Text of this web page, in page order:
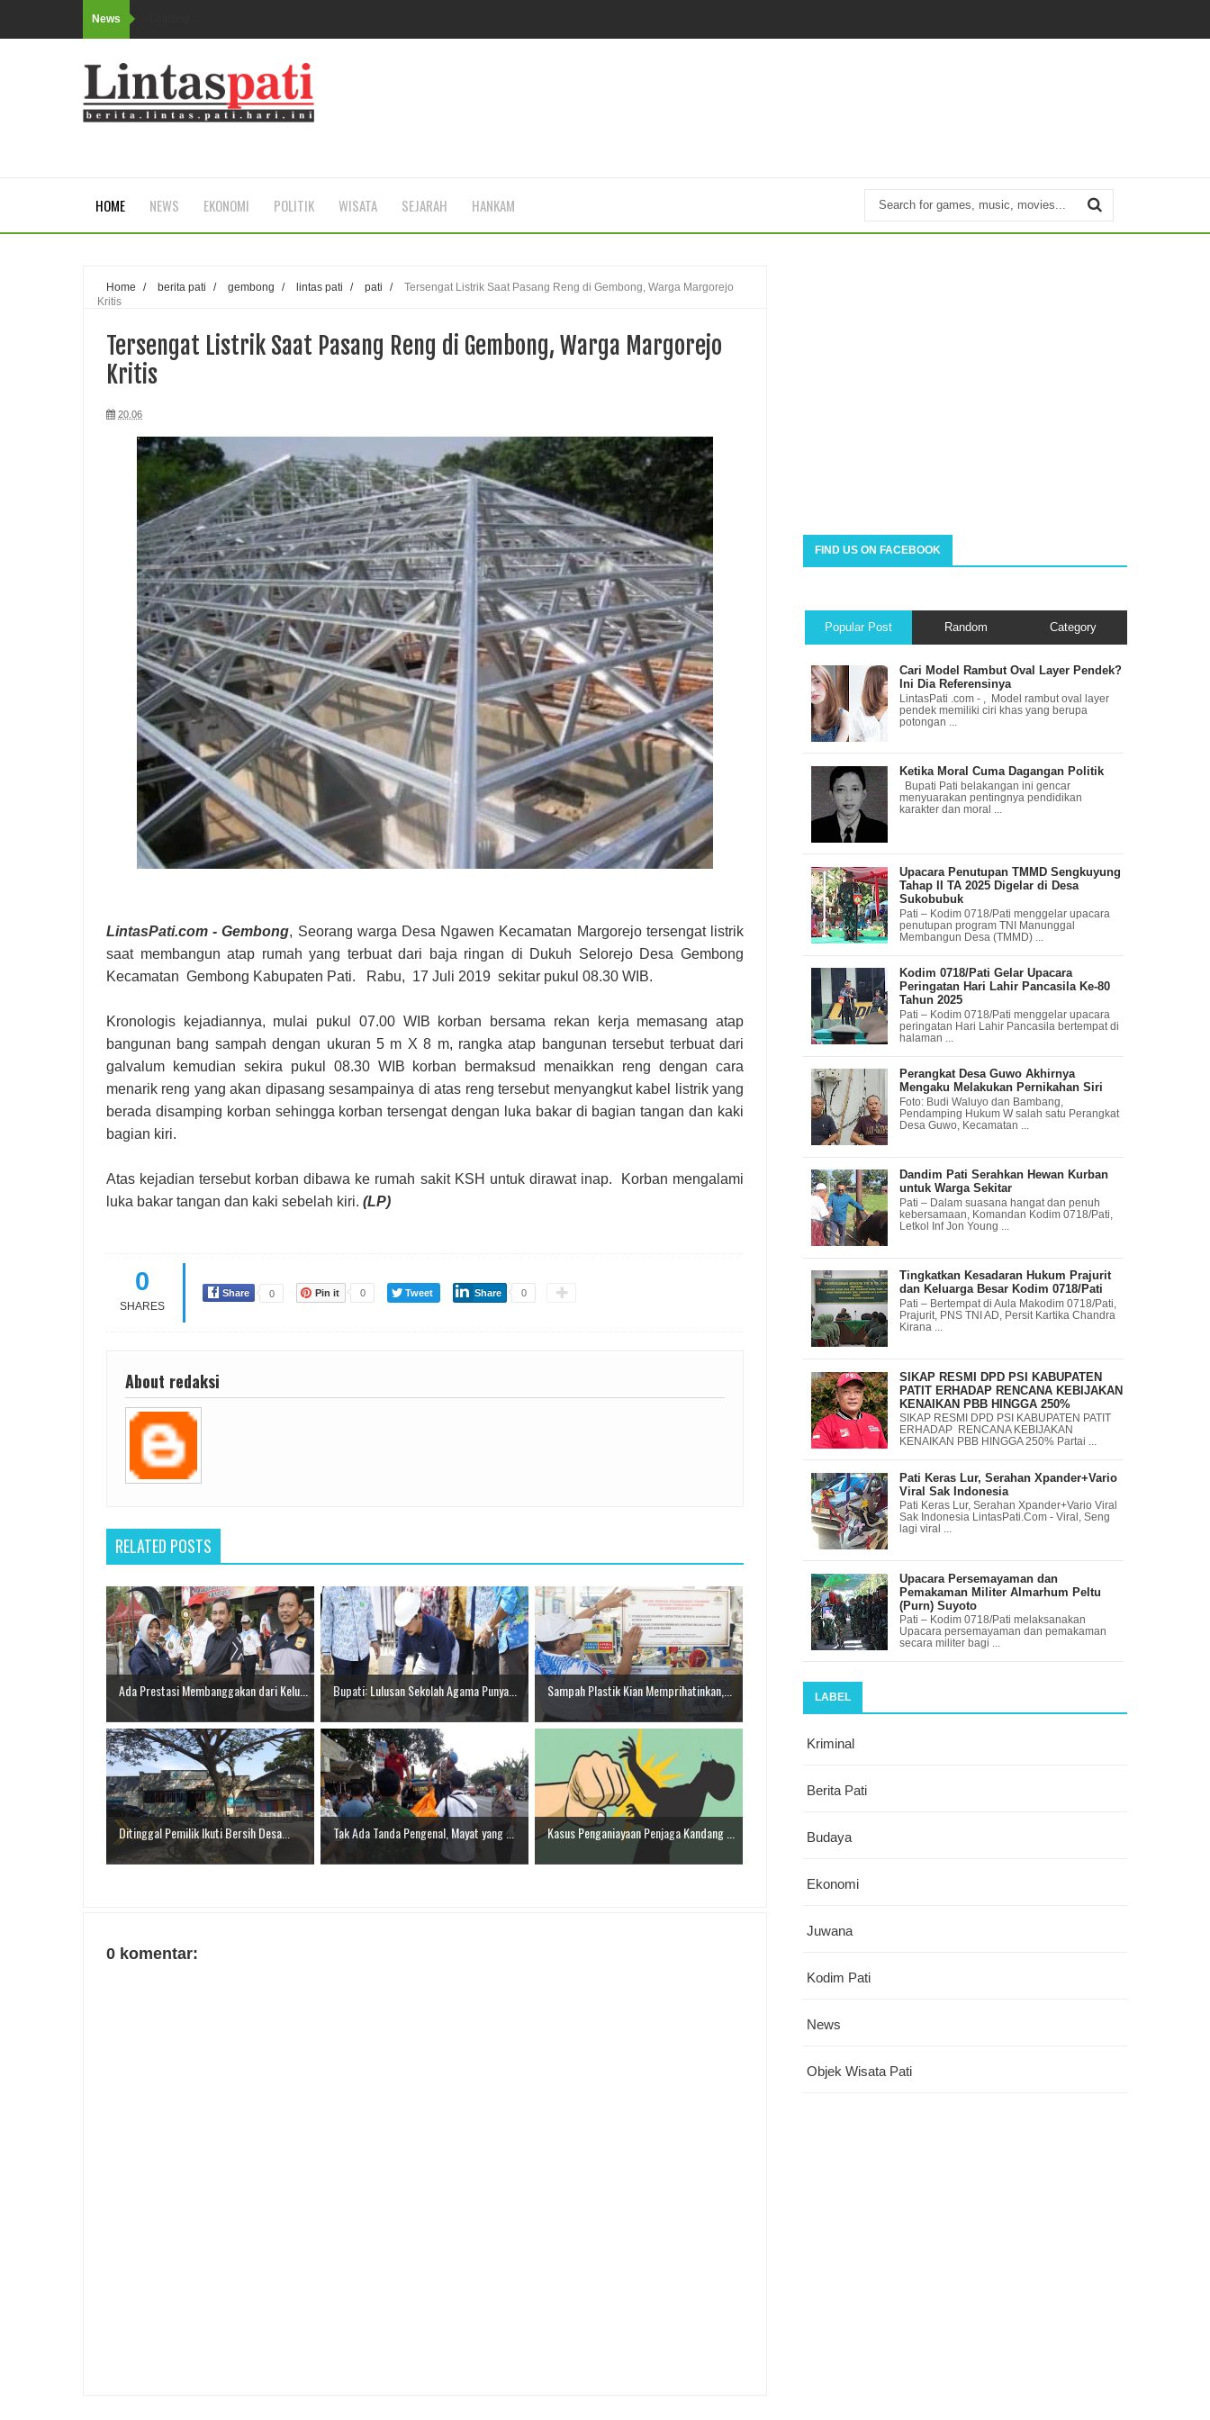
News
HOME NEWS EKONOMI POLITIK WISATA SEJARAH HANKAM
Home / berita pati / gembong / lintas pati / pati /
Tersengat Listrik Saat Pasang Reng di Gembong, Warga Margorejo
Kritis
Tersengat Listrik Saat Pasang Reng di Gembong, Warga Margorejo
Kritis
20.06
LintasPati.com - Gembong, Seorang warga Desa Ngawen Kecamatan Margorejo tersengat listrik
saat membangun atap rumah yang terbuat dari baja ringan di Dukuh Selorejo Desa Gembong
Kecamatan Gembong Kabupaten Pati. Rabu, 17 Juli 2019 sekitar pukul 08.30 WIB.
Kronologis kejadiannya, mulai pukul 07.00 WIB korban bersama rekan kerja memasang atap
bangunan bang sampah dengan ukuran 5 m X 8 m, rangka atap bangunan tersebut terbuat dari
galvalum kemudian sekira pukul 08.30 WIB korban bermaksud menaikkan reng dengan cara
menarik reng yang akan dipasang sesampainya di atas reng tersebut menyangkut kabel listrik yang
berada disamping korban sehingga korban tersengat dengan luka bakar di bagian tangan dan kaki
bagian kiri.
Atas kejadian tersebut korban dibawa ke rumah sakit KSH untuk dirawat inap. Korban mengalami
luka bakar tangan dan kaki sebelah kiri. (LP)
0
SHARES
Share 0 Pin it 0 Tweet Share 0
About redaksi
RELATED POSTS
Ada Prestasi Membanggakan dari Kelu... Bupati: Lulusan Sekolah Agama Punya... Sampah Plastik Kian Memprihatinkan,...
Ditinggal Pemilik Ikuti Bersih Desa... Tak Ada Tanda Pengenal, Mayat yang ... Kasus Penganiayaan Penjaga Kandang ...
0 komentar:
FIND US ON FACEBOOK
Popular Post Random Category
Cari Model Rambut Oval Layer Pendek?
Ini Dia Referensinya
LintasPati .com - , Model rambut oval layer
pendek memiliki ciri khas yang berupa
potongan ...
Ketika Moral Cuma Dagangan Politik
Bupati Pati belakangan ini gencar
menyuarakan pentingnya pendidikan
karakter dan moral ...
Upacara Penutupan TMMD Sengkuyung
Tahap II TA 2025 Digelar di Desa
Sukobubuk
Pati – Kodim 0718/Pati menggelar upacara
penutupan program TNI Manunggal
Membangun Desa (TMMD) ...
Kodim 0718/Pati Gelar Upacara
Peringatan Hari Lahir Pancasila Ke-80
Tahun 2025
Pati – Kodim 0718/Pati menggelar upacara
peringatan Hari Lahir Pancasila bertempat di
halaman ...
Perangkat Desa Guwo Akhirnya
Mengaku Melakukan Pernikahan Siri
Foto: Budi Waluyo dan Bambang,
Pendamping Hukum W salah satu Perangkat
Desa Guwo, Kecamatan ...
Dandim Pati Serahkan Hewan Kurban
untuk Warga Sekitar
Pati – Dalam suasana hangat dan penuh
kebersamaan, Komandan Kodim 0718/Pati,
Letkol Inf Jon Young ...
Tingkatkan Kesadaran Hukum Prajurit
dan Keluarga Besar Kodim 0718/Pati
Pati – Bertempat di Aula Makodim 0718/Pati,
Prajurit, PNS TNI AD, Persit Kartika Chandra
Kirana ...
SIKAP RESMI DPD PSI KABUPATEN
PATIT ERHADAP RENCANA KEBIJAKAN
KENAIKAN PBB HINGGA 250%
SIKAP RESMI DPD PSI KABUPATEN PATIT
ERHADAP RENCANA KEBIJAKAN
KENAIKAN PBB HINGGA 250% Partai ...
Pati Keras Lur, Serahan Xpander+Vario
Viral Sak Indonesia
Pati Keras Lur, Serahan Xpander+Vario Viral
Sak Indonesia LintasPati.Com - Viral, Seng
lagi viral ...
Upacara Persemayaman dan
Pemakaman Militer Almarhum Peltu
(Purn) Suyoto
Pati – Kodim 0718/Pati melaksanakan
Upacara persemayaman dan pemakaman
secara militer bagi ...
LABEL
Kriminal
Berita Pati
Budaya
Ekonomi
Juwana
Kodim Pati
News
Objek Wisata Pati